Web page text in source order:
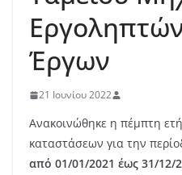
Έργων
21 Ιουνίου 2022
Ανακοινώθηκε η πέμπτη
καταστάσεων για την
από 01/01/2021 έως 31/12/